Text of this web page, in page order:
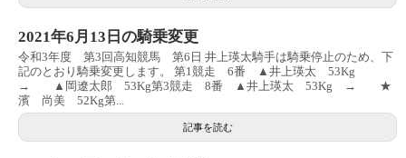
2021年6月13日の騎乗変更
令和3年度 第3回高知競馬 第6日 井上瑛太騎手は騎乗停止のため、下
記のとおり騎乗変更します。 第1競走 6番 ▲井上瑛太 53Kg
→ ▲岡遼太郎 53Kg第3競走 8番 ▲井上瑛太 53Kg → ★
濱 尚美 52Kg第...
記事を読む